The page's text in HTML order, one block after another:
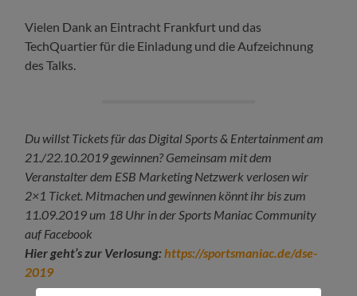
Vielen Dank an Eintracht Frankfurt und das
TechQuartier für die Einladung und die Aufzeichnung
des Talks.
Du willst Tickets für das Digital Sports & Entertainment am
21./22.10.2019 gewinnen? Gemeinsam mit dem
Veranstalter dem ESB Marketing Netzwerk verlosen wir
2×1 Ticket. Mitmachen und gewinnen könnt ihr bis zum
11.09.2019 um 18 Uhr in der Sports Maniac Community
auf Facebook
Hier geht’s zur Verlosung:https://sportsmaniac.de/dse-
2019